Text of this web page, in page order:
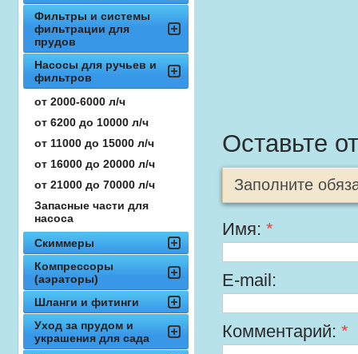
Оставьте
Заполните
Имя: *
E-mail:
Комментарий: *
Фильтры и системы
фильтрации для
прудов
Насосы для ручьев и
фильтров
от 2000-6000 л/ч
от 6200 до 10000 л/ч
от 11000 до 15000 л/ч
от 16000 до 20000 л/ч
от 21000 до 70000 л/ч
Запасные части для
насоса
Скиммеры
Компрессоры
(аэраторы)
Шланги и фитинги
Уход за прудом и
украшения для сада